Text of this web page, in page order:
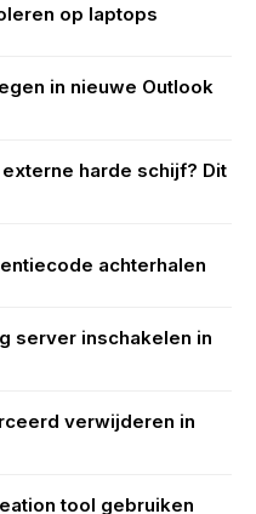
op laptops
in nieuwe Outlook
harde schijf? Dit
achterhalen
server inschakelen in
verwijderen in
tool gebruiken